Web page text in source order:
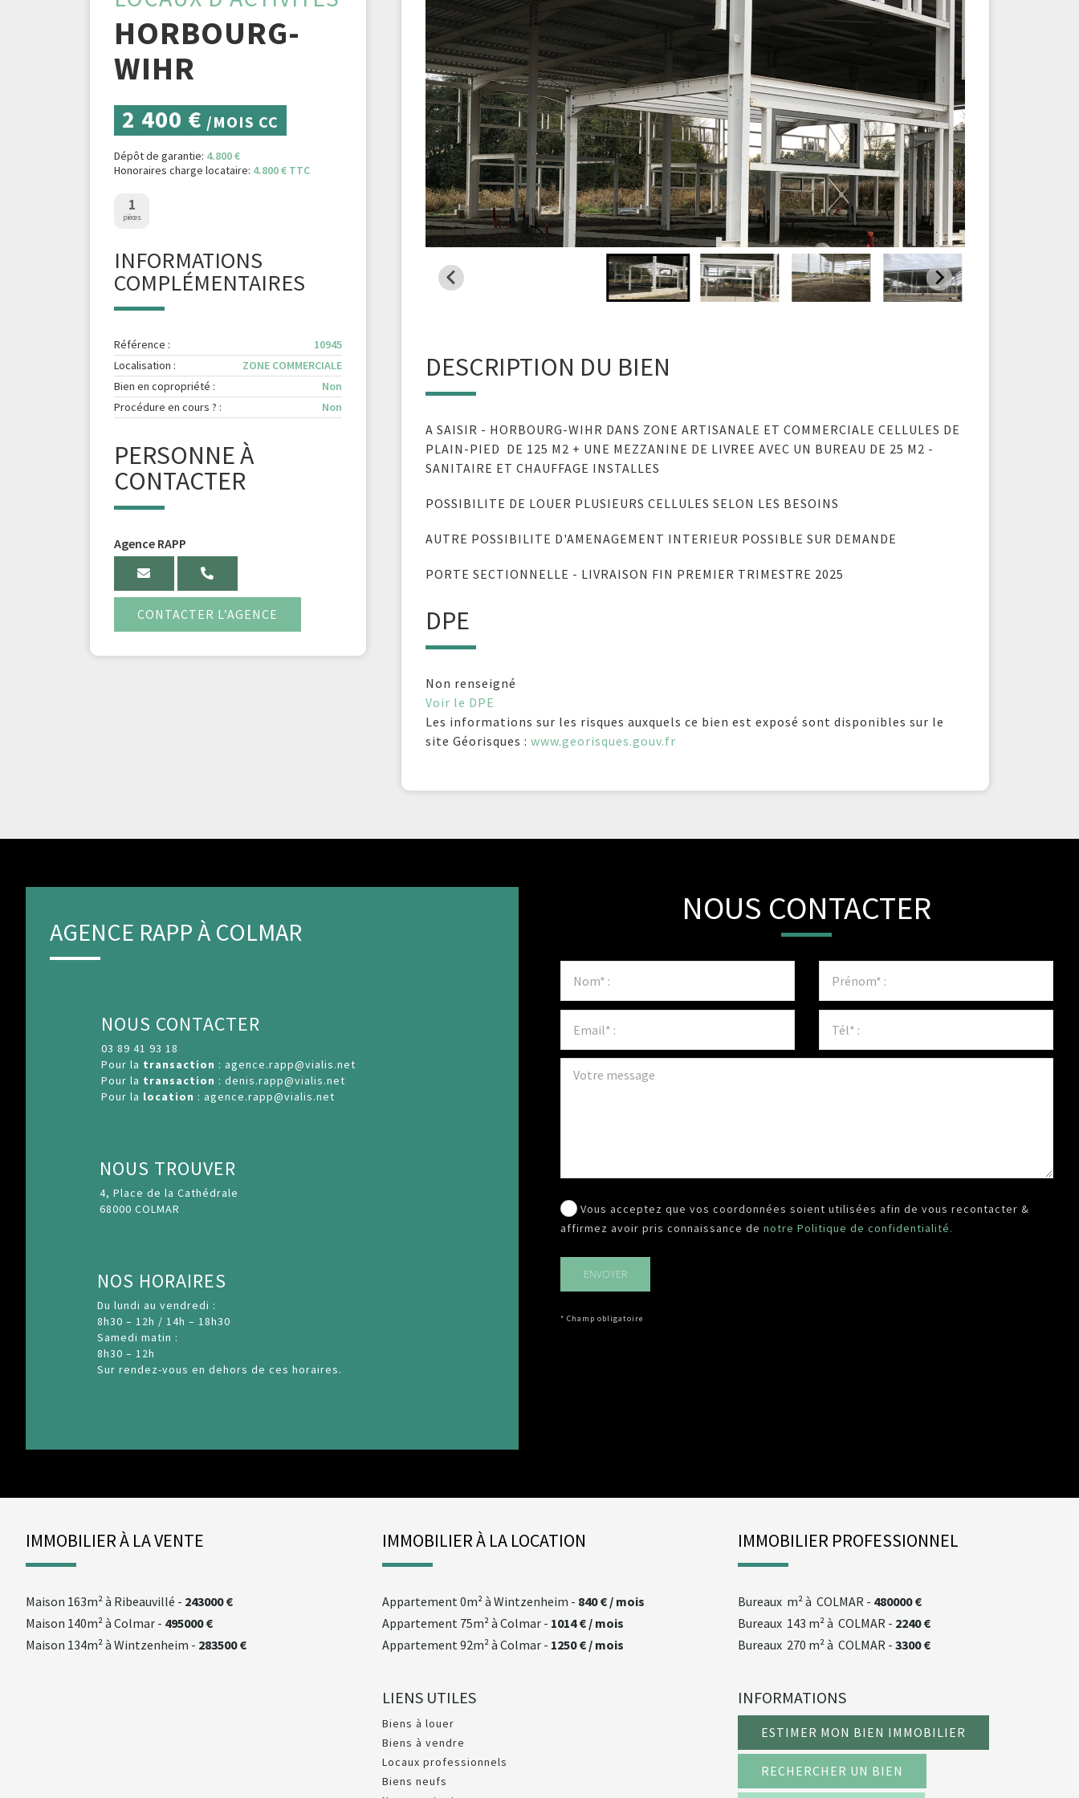
HORBOURG-
WIHR
2 400 € /MOIS CC
Dépôt de garantie: 4.800 €
Honoraires charge locataire: 4.800 € TTC
1
pièces
INFORMATIONS
COMPLÉMENTAIRES
Référence :
10945
Localisation :
ZONE COMMERCIALE
Bien en copropriété :
Non
Procédure en cours ? :
Non
PERSONNE À
CONTACTER
Agence RAPP
CONTACTER L’AGENCE
DESCRIPTION DU BIEN
A SAISIR - HORBOURG-WIHR DANS ZONE ARTISANALE ET COMMERCIALE CELLULES DE
PLAIN-PIED DE 125 M2 + UNE MEZZANINE DE LIVREE AVEC UN BUREAU DE 25 M2 -
SANITAIRE ET CHAUFFAGE INSTALLES
POSSIBILITE DE LOUER PLUSIEURS CELLULES SELON LES BESOINS
AUTRE POSSIBILITE D'AMENAGEMENT INTERIEUR POSSIBLE SUR DEMANDE
PORTE SECTIONNELLE - LIVRAISON FIN PREMIER TRIMESTRE 2025
DPE
Non renseigné
Voir le DPE
Les informations sur les risques auxquels ce bien est exposé sont disponibles sur le
site Géorisques :www.georisques.gouv.fr
AGENCE RAPP À COLMAR
NOUS CONTACTER
03 89 41 93 18
Pour la transaction : agence.rapp@vialis.net
Pour la transaction : denis.rapp@vialis.net
Pour la location : agence.rapp@vialis.net
NOUS TROUVER
4, Place de la Cathédrale
68000 COLMAR
NOS HORAIRES
Du lundi au vendredi :
8h30 – 12h / 14h – 18h30
Samedi matin :
8h30 – 12h
Sur rendez-vous en dehors de ces horaires.
NOUS CONTACTER
Vous acceptez que vos coordonnées soient utilisées afin de vous recontacter &
affirmez avoir pris connaissance de notre Politique de confidentialité.
* Champ obligatoire
IMMOBILIER À LA VENTE
maison 163m² à ribeauvillé - 243000 €
maison 140m² à colmar- 495000 €
maison 134m² à wintzenheim - 283500 €
IMMOBILIER À LA LOCATION
appartement 0m² à wintzenheim - 840 € / mois
appartement 75m² à colmar- 1014 € / mois
appartement 92m² à colmar- 1250 € / mois
IMMOBILIER PROFESSIONNEL
bureaux m² à COLMAR - 480000 €
bureaux 143 m² à COLMAR - 2240 €
bureaux 270 m² à COLMAR -3300 €
LIENS UTILES
Biens à louer
Biens à vendre
Locaux professionnels
Biens neufs
INFORMATIONS
ESTIMER MON BIEN IMMOBILIER
RECHERCHER UN BIEN